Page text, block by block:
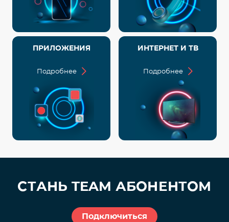
ПРИЛОЖЕНИЯ
Подробнее
ИНТЕРНЕТ И ТВ
Подробнее
СТАНЬ TEAM АБОНЕНТОМ
Подключиться